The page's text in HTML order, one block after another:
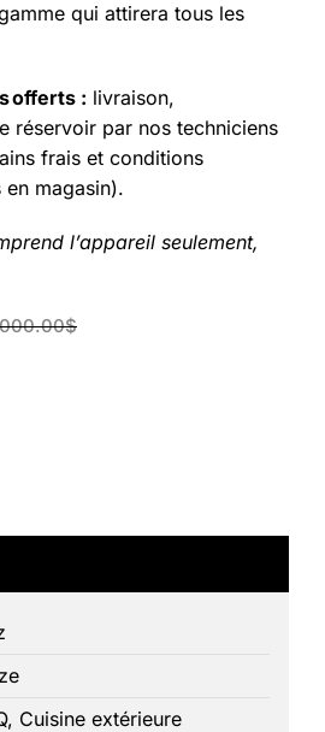
qui attirera tous les
offerts : livraison,
réservoir par nos techniciens
frais et conditions
en magasin).
l’appareil seulement,
$
Cuisine extérieure